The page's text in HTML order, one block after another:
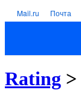
Mail.ru Почта
Rating >